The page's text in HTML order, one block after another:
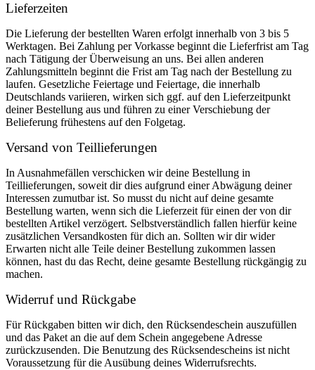
Lieferzeiten
Die Lieferung der bestellten Waren erfolgt innerhalb von 3 bis 5
Werktagen. Bei Zahlung per Vorkasse beginnt die Lieferfrist am Tag
nach Tätigung der Überweisung an uns. Bei allen anderen
Zahlungsmitteln beginnt die Frist am Tag nach der Bestellung zu
laufen. Gesetzliche Feiertage und Feiertage, die innerhalb
Deutschlands variieren, wirken sich ggf. auf den Lieferzeitpunkt
deiner Bestellung aus und führen zu einer Verschiebung der
Belieferung frühestens auf den Folgetag.
Versand von Teillieferungen
In Ausnahmefällen verschicken wir deine Bestellung in
Teillieferungen, soweit dir dies aufgrund einer Abwägung deiner
Interessen zumutbar ist. So musst du nicht auf deine gesamte
Bestellung warten, wenn sich die Lieferzeit für einen der von dir
bestellten Artikel verzögert. Selbstverständlich fallen hierfür keine
zusätzlichen Versandkosten für dich an. Sollten wir dir wider
Erwarten nicht alle Teile deiner Bestellung zukommen lassen
können, hast du das Recht, deine gesamte Bestellung rückgängig zu
machen.
Widerruf und Rückgabe
Für Rückgaben bitten wir dich, den Rücksendeschein auszufüllen
und das Paket an die auf dem Schein angegebene Adresse
zurückzusenden. Die Benutzung des Rücksendescheins ist nicht
Voraussetzung für die Ausübung deines Widerrufsrechts.